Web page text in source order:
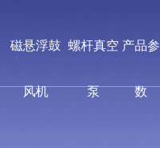
磁悬浮鼓
风机
螺杆真空
泵
产品参
数